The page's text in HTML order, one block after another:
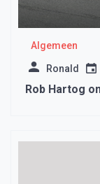
Algemeen
Ronald
Rob Hartog